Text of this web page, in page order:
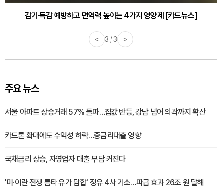
감기·독감 예방하고 면역력 높이는 4가지 영양제 [카드뉴스]
< 3 / 3 >
주요 뉴스
서울 아파트 상승거래 57% 돌파…집값 반등, 강남 넘어 외곽까지 확산
카드론 확대에도 수익성 하락…중금리대출 영향
국채금리 상승, 자영업자 대출 부담 커진다
'미·이란 전쟁 틈타 유가 담합' 정유 4사 기소…파급 효과 26조 원 달해